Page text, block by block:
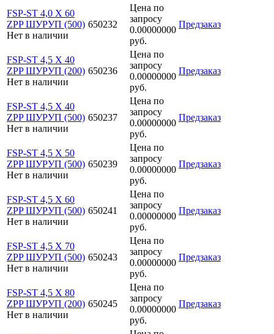
FSP-ST 4,0 X 60
ZPP ШУРУП (500)
Нет в наличии
650232
Цена по
запросу
0.00000000
руб.
Предзаказ
FSP-ST 4,5 X 40
ZPP ШУРУП (200)
Нет в наличии
650236
Цена по
запросу
0.00000000
руб.
Предзаказ
FSP-ST 4,5 X 40
ZPP ШУРУП (500)
Нет в наличии
650237
Цена по
запросу
0.00000000
руб.
Предзаказ
FSP-ST 4,5 X 50
ZPP ШУРУП (500)
Нет в наличии
650239
Цена по
запросу
0.00000000
руб.
Предзаказ
FSP-ST 4,5 X 60
ZPP ШУРУП (500)
Нет в наличии
650241
Цена по
запросу
0.00000000
руб.
Предзаказ
FSP-ST 4,5 X 70
ZPP ШУРУП (500)
Нет в наличии
650243
Цена по
запросу
0.00000000
руб.
Предзаказ
FSP-ST 4,5 X 80
ZPP ШУРУП (200)
Нет в наличии
650245
Цена по
запросу
0.00000000
руб.
Предзаказ